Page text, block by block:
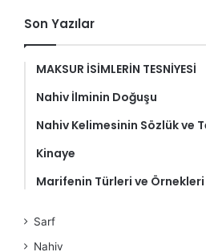
Son Yazılar
MAKSUR İSİMLERİN TESNİYESİ
Nahiv İlminin Doğuşu
Nahiv Kelimesinin Sözlük ve
Kinaye
Marifenin Türleri ve Örnekleri
Sarf
Nahiv